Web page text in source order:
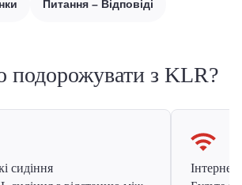
Питання – Відповіді
подорожувати з KLR?
сидіння
Інтернет